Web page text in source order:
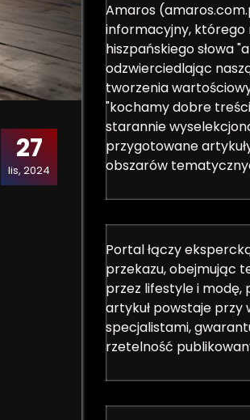
27
lis, 2024
Amaros
informacyjny, którego
hiszpańskiego słowa
odzwierciedlając
tworzenia
"kochamy dobre
starannie
przygotowane
obszarów
Portal łączy
przekazu, obejmując
przez lifestyle i modę,
artykuł powstaje przy
specjalistami,
rzetelność